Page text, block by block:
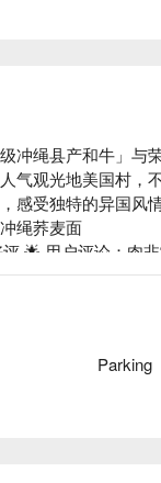
冲绳县产和牛」
气观光地美国村，
感受独特的异国风情
绳荞麦面
评 🌟 用户评论：肉
享受美景烧肉的极
地美国村，邻近海
白天吹海风、晚上
最适合半夜喝完酒
Parking